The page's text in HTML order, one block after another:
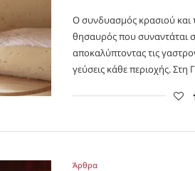
Ο συνδυασμός κρασιού και
θησαυρός που συναντάται
αποκαλύπτοντας τις
γεύσεις κάθε περιοχής. Στη
Άρθρα